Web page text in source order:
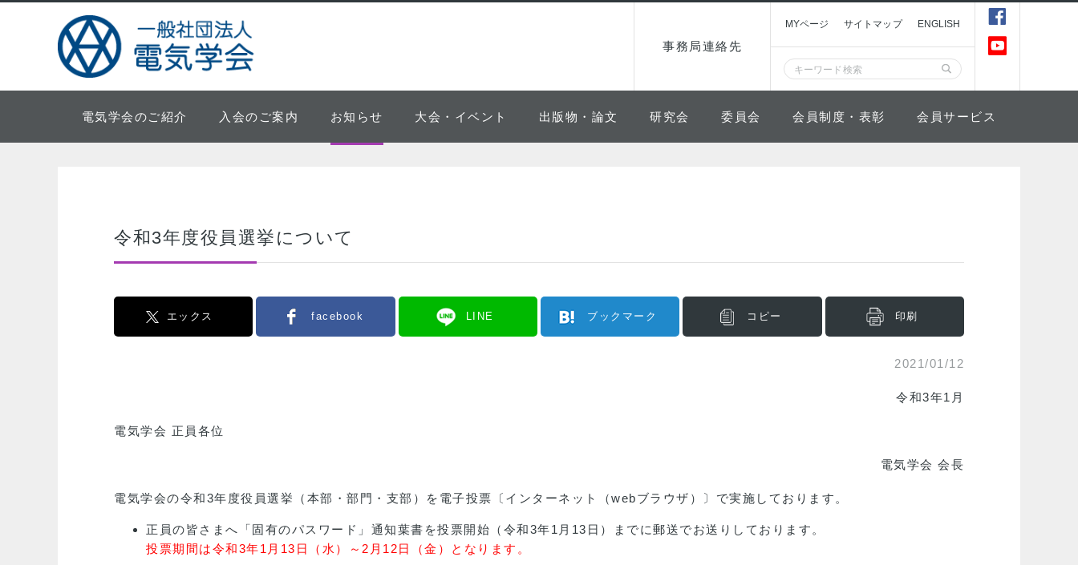
事務局連絡先
MYページ サイトマップ ENGLISH
電気学会のご紹介 入会のご案内 お知らせ 大会・イベント 出版物・論文 研究会 委員会 会員制度・表彰 会員サービス
令和3年度役員選挙について
エックス facebook LINE ブックマーク コピー 印刷
2021/01/12
令和3年1月
電気学会 正員各位
電気学会 会長
電気学会の令和3年度役員選挙（本部・部門・支部）を電子投票〔インターネット（webブラウザ）〕で実施しております。
正員の皆さまへ「固有のパスワード」通知葉書を投票開始（令和3年1月13日）までに郵送でお送りしております。
投票期間は令和3年1月13日（水）～2月12日（金）となります。